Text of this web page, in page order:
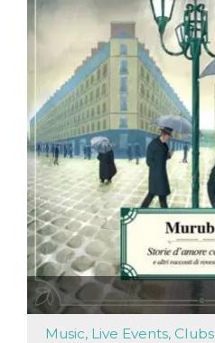
Music, Live Events, Clubs